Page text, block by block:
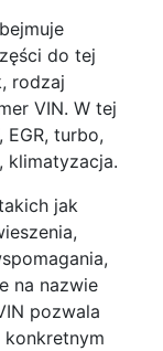
do tej
rodzaj
VIN. W tej
turbo,
klimatyzacja.
jak
na nazwie
pozwala